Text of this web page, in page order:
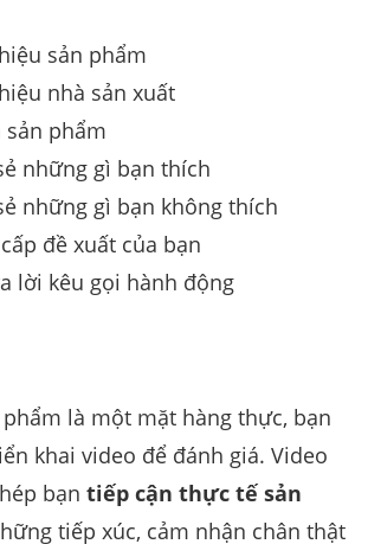
sản phẩm
nhà sản xuất
sản phẩm
những gì bạn thích
những gì bạn không thích
đề xuất của bạn
lời kêu gọi hành động
là một mặt hàng thực, bạn
khai video để đánh giá. Video
bạn tiếp cận thực tế sản
tiếp xúc, cảm nhận chân thật